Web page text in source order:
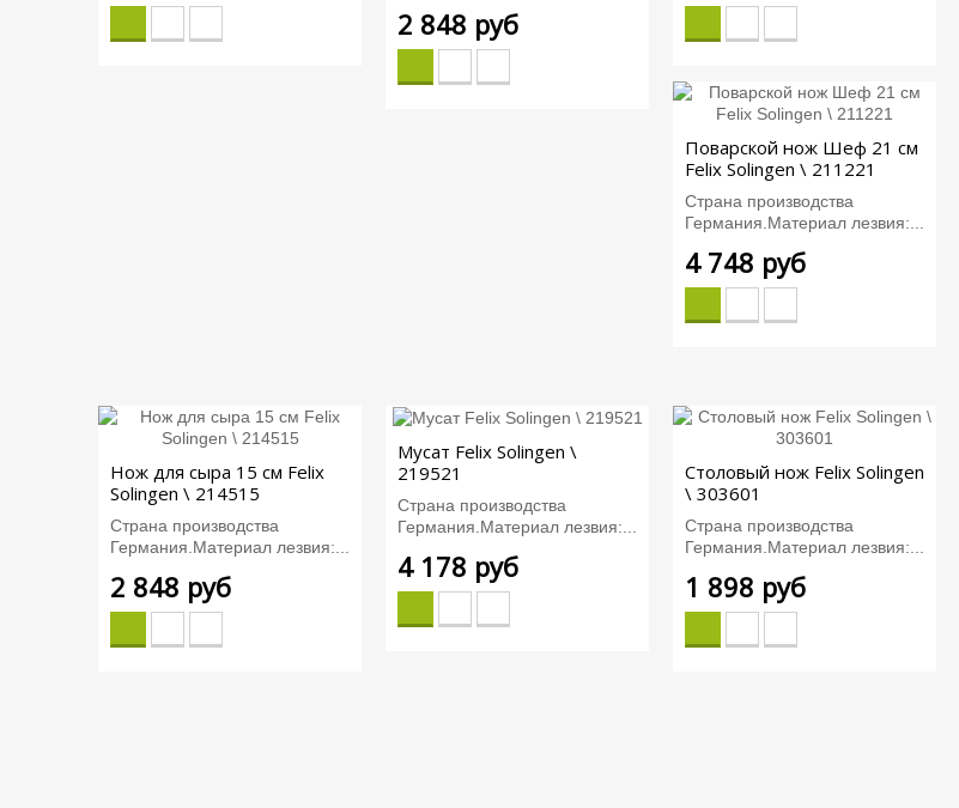
2 848 руб
Поварской нож Шеф 21 см
Felix Solingen \ 211221
Страна производства
Германия.Материал лезвия:...
4 748 руб
Нож для сыра 15 см Felix
Solingen \ 214515
Страна производства
Германия.Материал лезвия:...
2 848 руб
Мусат Felix Solingen \
219521
Страна производства
Германия.Материал лезвия:...
4 178 руб
Столовый нож Felix Solingen
\ 303601
Страна производства
Германия.Материал лезвия:...
1 898 руб